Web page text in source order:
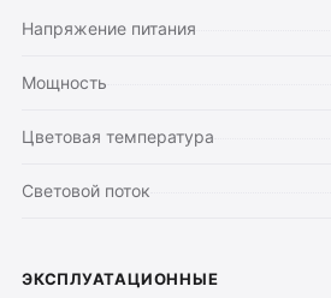
Напряжение питания
Мощность
Цветовая температура
Световой поток
ЭКСПЛУАТАЦИОННЫЕ